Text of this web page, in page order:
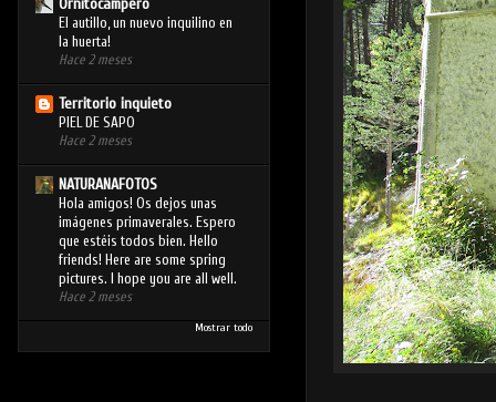
Ornitocampero
El autillo, un nuevo inquilino en
la huerta!
Hace 2 meses
Territorio inquieto
PIEL DE SAPO
Hace 2 meses
NATURANAFOTOS
Hola amigos! Os dejos unas
imágenes primaverales. Espero
que estéis todos bien. Hello
friends! Here are some spring
pictures. I hope you are all well.
Hace 2 meses
Mostrar todo